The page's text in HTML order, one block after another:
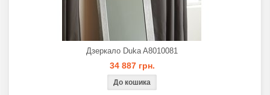
Дзеркало Duka A8010081
34 887 грн.